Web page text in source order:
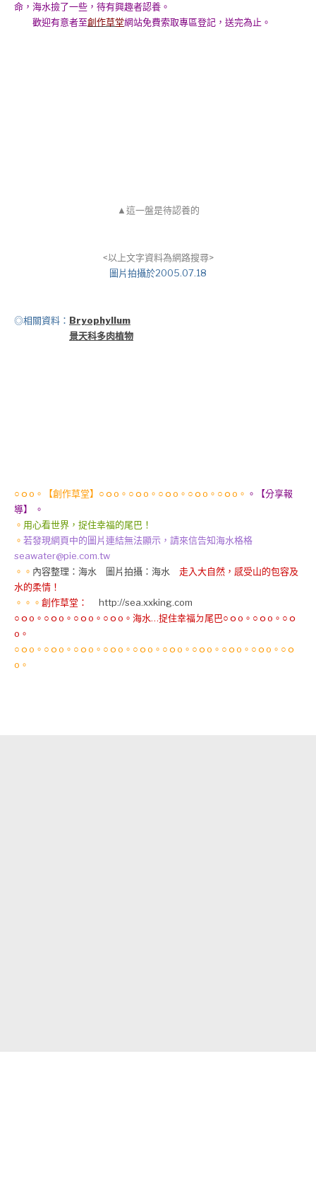
命，海水撿了一些，待有興趣者認養。
歡迎有意者至創作草堂網站免費索取專區登記，送完為止。
▲這一盤是待認養的
<以上文字資料為網路搜尋>
圖片拍攝於2005.07.18
◎相關資料： Bryophyllum
景天科多肉植物
○ｏo。【創作草堂】○ｏo。○ｏo。○ｏo。○ｏo。○ｏo。 。【分享報
導】 。
。 用心看世界，捉住幸福的尾巴！
。 若發現網頁中的圖片連結無法顯示，請來信告知海水格格
seawater@pie.com.tw
。。 內容整理：海水 圖片拍攝：海水 走入大自然，感受山的包容及
水的柔情！
。。。 創作草堂：
http://sea.xxking.com
○ｏo。○ｏo。○ｏo。○ｏo。海水…捉住幸福ㄉ尾巴○ｏo。○ｏo。○ｏ
o。
○ｏo。○ｏo。○ｏo。○ｏo。○ｏo。○ｏo。○ｏo。○ｏo。○ｏo。○ｏ
o。